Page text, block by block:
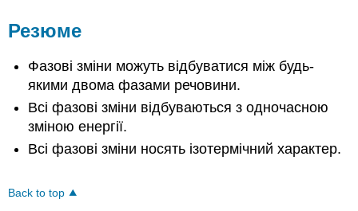
Резюме
Фазові зміни можуть відбуватися між будь-
якими двома фазами речовини.
Всі фазові зміни відбуваються з одночасною
зміною енергії.
Всі фазові зміни носять ізотермічний характер.
Back to top